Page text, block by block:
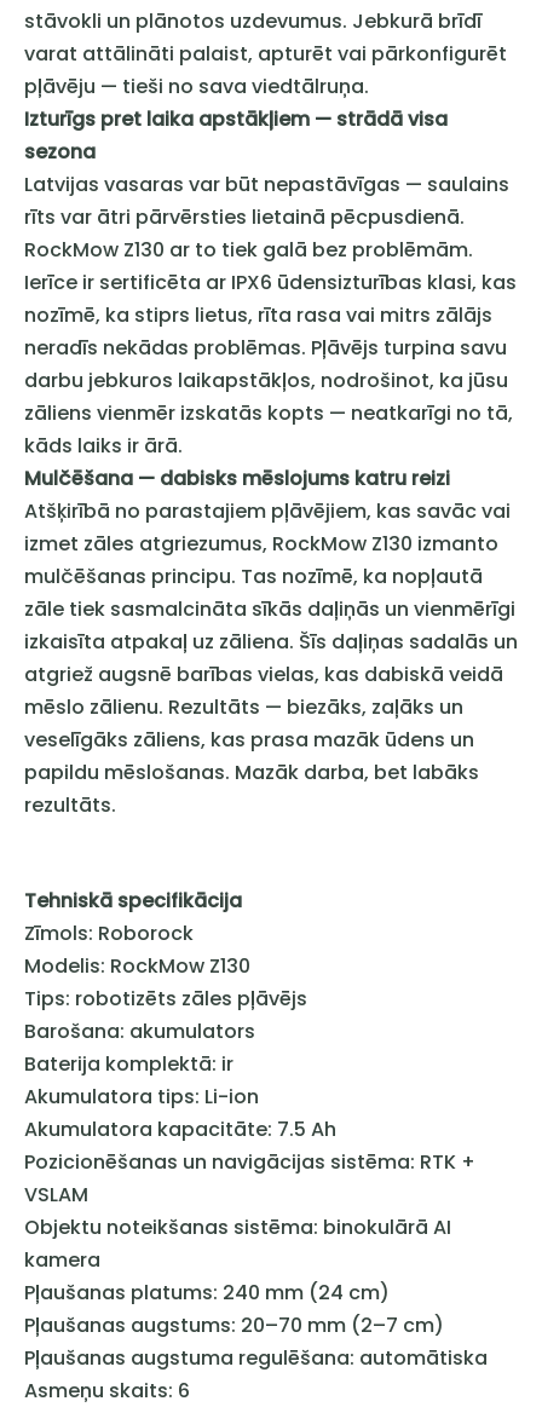
stāvokli un plānotos uzdevumus. Jebkurā brīdī
varat attālināti palaist, apturēt vai pārkonfigurēt
pļāvēju — tieši no sava viedtālruņa.
Izturīgs pret laika apstākļiem — strādā visa
sezona
Latvijas vasaras var būt nepastāvīgas — saulains
rīts var ātri pārvērsties lietainā pēcpusdienā.
RockMow Z130 ar to tiek galā bez problēmām.
Ierīce ir sertificēta ar IPX6 ūdensizturības klasi, kas
nozīmē, ka stiprs lietus, rīta rasa vai mitrs zālājs
neradīs nekādas problēmas. Pļāvējs turpina savu
darbu jebkuros laikapstākļos, nodrošinot, ka jūsu
zāliens vienmēr izskatās kopts — neatkarīgi no tā,
kāds laiks ir ārā.
Mulčēšana — dabisks mēslojums katru reizi
Atšķirībā no parastajiem pļāvējiem, kas savāc vai
izmet zāles atgriezumus, RockMow Z130 izmanto
mulčēšanas principu. Tas nozīmē, ka nopļautā
zāle tiek sasmalcināta sīkās daļiņās un vienmērīgi
izkaisīta atpakaļ uz zāliena. Šīs daļiņas sadalās un
atgriež augsnē barības vielas, kas dabiskā veidā
mēslo zālienu. Rezultāts — biezāks, zaļāks un
veselīgāks zāliens, kas prasa mazāk ūdens un
papildu mēslošanas. Mazāk darba, bet labāks
rezultāts.
Tehniskā specifikācija
Zīmols: Roborock
Modelis: RockMow Z130
Tips: robotizēts zāles pļāvējs
Barošana: akumulators
Baterija komplektā: ir
Akumulatora tips: Li-ion
Akumulatora kapacitāte: 7.5 Ah
Pozicionēšanas un navigācijas sistēma: RTK +
VSLAM
Objektu noteikšanas sistēma: binokulārā AI
kamera
Pļaušanas platums: 240 mm (24 cm)
Pļaušanas augstums: 20–70 mm (2–7 cm)
Pļaušanas augstuma regulēšana: automātiska
Asmeņu skaits: 6